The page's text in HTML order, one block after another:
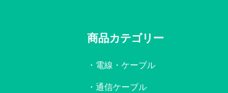
商品カテゴリー
電線・ケーブル
通信ケーブル